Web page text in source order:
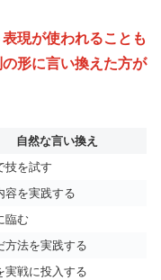
現が使われることも
形に言い換えた方が
自然な言い換え
技を試す
容を実践する
臨む
方法を実践する
実戦に投入する